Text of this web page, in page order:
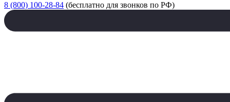
8 (800) 100-28-84 (бесплатно для звонков по РФ)